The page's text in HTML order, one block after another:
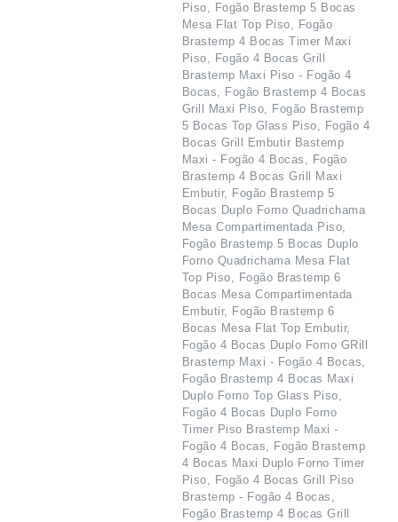
Piso, Fogão Brastemp 5 Bocas
Mesa Flat Top Piso, Fogão
Brastemp 4 Bocas Timer Maxi
Piso, Fogão 4 Bocas Grill
Brastemp Maxi Piso - Fogão 4
Bocas, Fogão Brastemp 4 Bocas
Grill Maxi Piso, Fogão Brastemp
5 Bocas Top Glass Piso, Fogão 4
Bocas Grill Embutir Bastemp
Maxi - Fogão 4 Bocas, Fogão
Brastemp 4 Bocas Grill Maxi
Embutir, Fogão Brastemp 5
Bocas Duplo Forno Quadrichama
Mesa Compartimentada Piso,
Fogão Brastemp 5 Bocas Duplo
Forno Quadrichama Mesa Flat
Top Piso, Fogão Brastemp 6
Bocas Mesa Compartimentada
Embutir, Fogão Brastemp 6
Bocas Mesa Flat Top Embutir,
Fogão 4 Bocas Duplo Forno GRill
Brastemp Maxi - Fogão 4 Bocas,
Fogão Brastemp 4 Bocas Maxi
Duplo Forno Top Glass Piso,
Fogão 4 Bocas Duplo Forno
Timer Piso Brastemp Maxi -
Fogão 4 Bocas, Fogão Brastemp
4 Bocas Maxi Duplo Forno Timer
Piso, Fogão 4 Bocas Grill Piso
Brastemp - Fogão 4 Bocas,
Fogão Brastemp 4 Bocas Grill